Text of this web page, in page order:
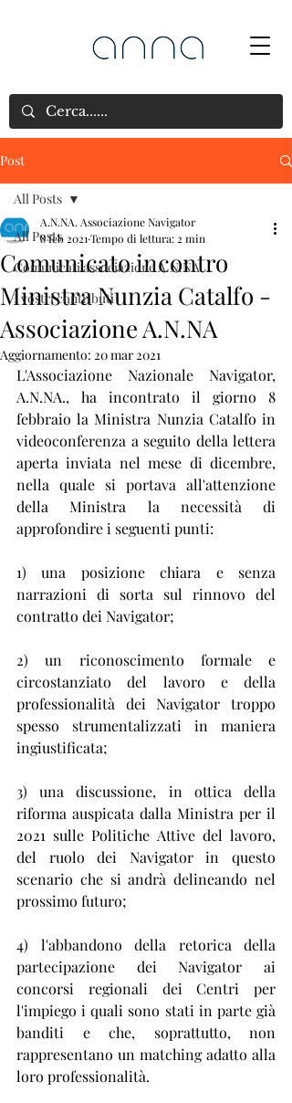
Post
All Posts
Comunicati associazione A.N.NA
I vostri contributi
All Posts
Comunicato incontro
Ministra Nunzia Catalfo -
Associazione A.N.NA
A.N.NA. Associazione Navigator
8 feb 2021 Tempo di lettura: 2 min
Aggiornamento: 20 mar 2021
L'Associazione Nazionale Navigator,
A.N.NA., ha incontrato il giorno 8
febbraio la Ministra Nunzia Catalfo in
videoconferenza a seguito della lettera
aperta inviata nel mese di dicembre,
nella quale si portava all'attenzione
della Ministra la necessità di
approfondire i seguenti punti:
1) una posizione chiara e senza
narrazioni di sorta sul rinnovo del
contratto dei Navigator;
2) un riconoscimento formale e
circostanziato del lavoro e della
professionalità dei Navigator troppo
spesso strumentalizzati in maniera
ingiustificata;
3) una discussione, in ottica della
riforma auspicata dalla Ministra per il
2021 sulle Politiche Attive del lavoro,
del ruolo dei Navigator in questo
scenario che si andrà delineando nel
prossimo futuro;
4) l'abbandono della retorica della
partecipazione dei Navigator ai
concorsi regionali dei Centri per
l'impiego i quali sono stati in parte già
banditi e che, soprattutto, non
rappresentano un matching adatto alla
loro professionalità.